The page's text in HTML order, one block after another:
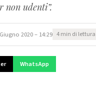
non udenti”.
2020 – 14:29 4 min di lettura
WhatsApp